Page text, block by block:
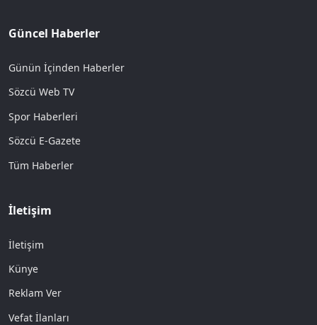
Güncel Haberler
Günün İçinden Haberler
Sözcü Web TV
Spor Haberleri
Sözcü E-Gazete
Tüm Haberler
İletişim
İletişim
Künye
Reklam Ver
Vefat İlanları